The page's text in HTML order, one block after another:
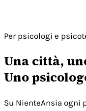
Per psicologi e
Una città,
Uno
Su NienteAnsia ogni